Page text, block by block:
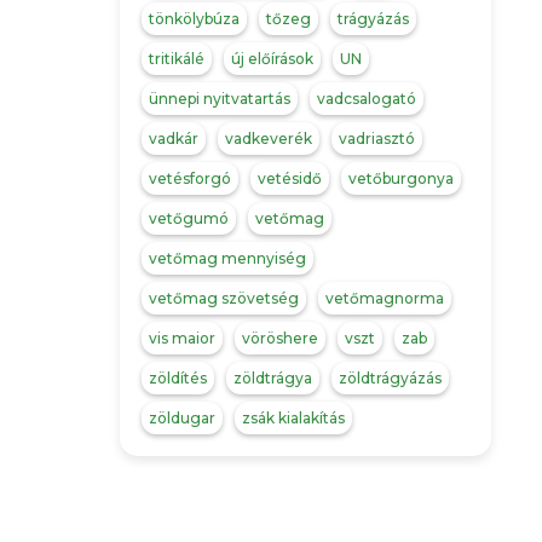
tönkölybúza tőzeg trágyázás
tritikálé új előírások UN
ünnepi nyitvatartás vadcsalogató
vadkár vadkeverék vadriasztó
vetésforgó vetésidő vetőburgonya
vetőgumó vetőmag
vetőmag mennyiség
vetőmag szövetség vetőmagnorma
vis maior vöröshere vszt zab
zöldítés zöldtrágya zöldtrágyázás
zöldugar zsák kialakítás